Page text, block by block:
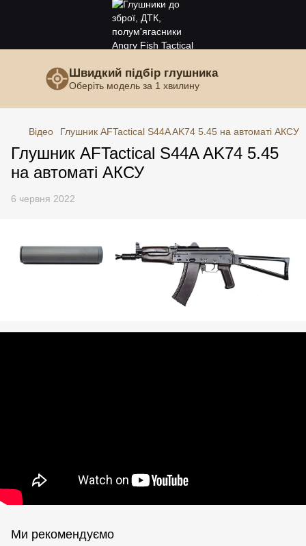
Швидкий підбір глушника
Оберіть модель за 1 хвилину
Відео Глушник AFTactical S44A AK74 5.45 на автоматі АКСУ
Глушник AFTactical S44A AK74 5.45
на автоматі АКСУ
6 червня 2022
Ми рекомендуємо